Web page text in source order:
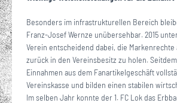
Besonders im infrastrukturellen Bereich
Franz-Josef Wernze unübersehbar. 2015
Verein entscheidend dabei, die Markenrechte
zurück in den Vereinsbesitz zu holen.
Einnahmen aus dem Fanartikelgeschäft
Vereinskasse und bilden einen stabilen
Im selben Jahr konnte der 1. FC Lok das